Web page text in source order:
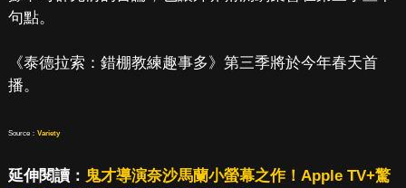
句點。
《泰德拉索：錯棚教練趣事多》第三季將於今年春天首
播。
Source： Variety
延伸閱讀： 鬼才導演奈沙馬蘭小螢幕之作！Apple TV+驚